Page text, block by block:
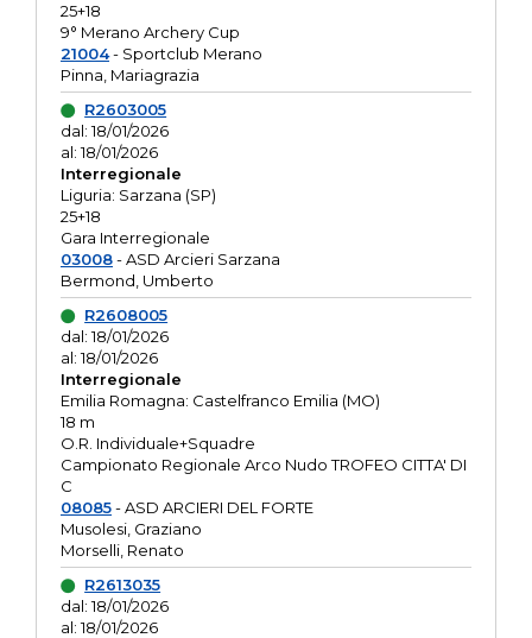
25+18
9° Merano Archery Cup
21004- Sportclub Merano
Pinna, Mariagrazia
R2603005
dal: 18/01/2026
al: 18/01/2026
Interregionale
Liguria: Sarzana (SP)
25+18
Gara Interregionale
03008- ASD Arcieri Sarzana
Bermond, Umberto
R2608005
dal: 18/01/2026
al: 18/01/2026
Interregionale
Emilia Romagna: Castelfranco Emilia (MO)
18 m
O.R. Individuale+Squadre
Campionato Regionale Arco Nudo TROFEO CITTA' DI
C
08085- ASD ARCIERI DEL FORTE
Musolesi, Graziano
Morselli, Renato
R2613035
dal: 18/01/2026
al: 18/01/2026